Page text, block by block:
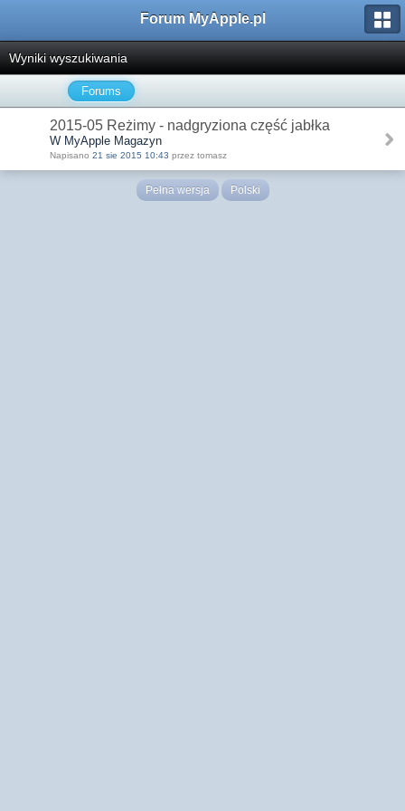
Forum MyApple.pl
Wyniki wyszukiwania
Forums
2015-05 Reżimy - nadgryziona część jabłka
W MyApple Magazyn
Napisano 21 sie 2015 10:43 przez tomasz
Pełna wersja Polski